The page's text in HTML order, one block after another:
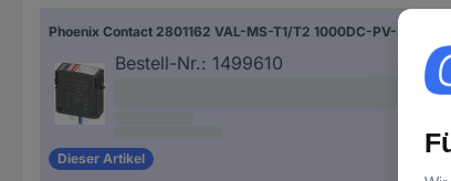
Bestell-Nr.: 1499610
Dieser Artikel